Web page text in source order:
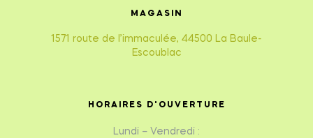
MAGASIN
1571 route de l’immaculée, 44500 La Baule-
Escoublac
HORAIRES D'OUVERTURE
Lundi – Vendredi :